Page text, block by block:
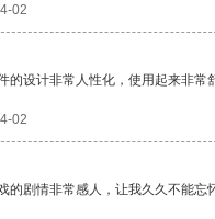
02
的设计非常人性化，使用起来非常
02
的剧情非常感人，让我久久不能忘